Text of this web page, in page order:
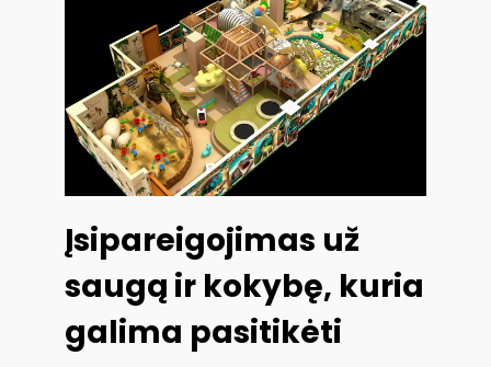
Įsipareigojimas už
saugą ir kokybę, kuria
galima pasitikėti